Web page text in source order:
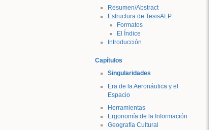
Resumen/Abstract
Estructura de TesisALP
Formatos
El Índice
Introducción
Capítulos
Singularidades
Era de la Aeronáutica y el
Espacio
Herramientas
Ergonomía de la Información
Geografía Cultural